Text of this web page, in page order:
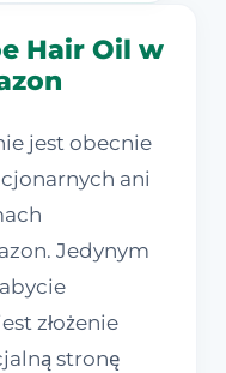
Hair Oil w
jest obecnie
ani
Jedynym
złożenie
stronę